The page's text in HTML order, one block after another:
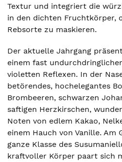
Textur und integriert die
in den dichten Fruchtkörper,
Rebsorte zu maskieren.
Der aktuelle Jahrgang
einem fast
violetten Reflexen. In der
betörendes, hochelegantes
Brombeeren, schwarzen
saftigen Herzkirschen,
Noten von edlem Kakao,
einem Hauch von Vanille. Am
ganze Klasse des
kraftvoller Körper paart sich